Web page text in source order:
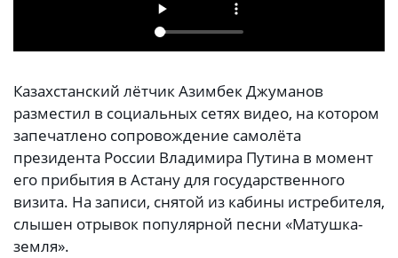
Казахстанский лётчик Азимбек Джуманов
разместил в социальных сетях видео, на котором
запечатлено сопровождение самолёта
президента России Владимира Путина в момент
его прибытия в Астану для государственного
визита. На записи, снятой из кабины истребителя,
слышен отрывок популярной песни «Матушка-
земля».